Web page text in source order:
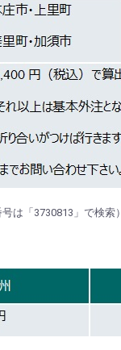
号は「3730813」で検索